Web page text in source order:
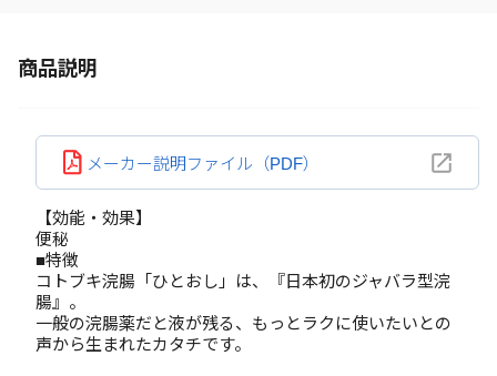
商品説明
メーカー説明ファイル（PDF）
【効能・効果】
便秘
■特徴
コトブキ浣腸「ひとおし」は、『日本初のジャバラ型浣
腸』。
一般の浣腸薬だと液が残る、もっとラクに使いたいとの
声から生まれたカタチです。